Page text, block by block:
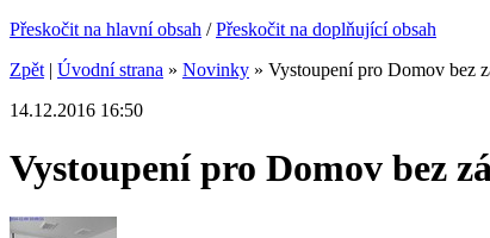
Přeskočit na hlavní obsah /Přeskočit na doplňující obsah
Zpět | Úvodní strana » Novinky » Vystoupení pro Domov bez
14.12.2016 16:50
Vystoupení pro Domov bez